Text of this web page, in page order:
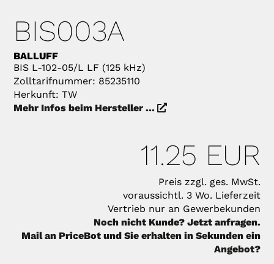
BIS003A
BALLUFF
BIS L-102-05/L LF (125 kHz)
Zolltarifnummer: 85235110
Herkunft: TW
Mehr Infos beim Hersteller ...
11.25 EUR
Preis zzgl. ges. MwSt.
voraussichtl. 3 Wo. Lieferzeit
Vertrieb nur an Gewerbekunden
Noch nicht Kunde? Jetzt anfragen.
Mail an PriceBot und Sie erhalten in Sekunden ein
Angebot?